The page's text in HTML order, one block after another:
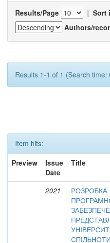
Results/Page | Sort
Authors/
Results 1-1 of 1 (Search time:
Item hits:
Preview
Issue
Date
Title
2021
РОЗРОБКА